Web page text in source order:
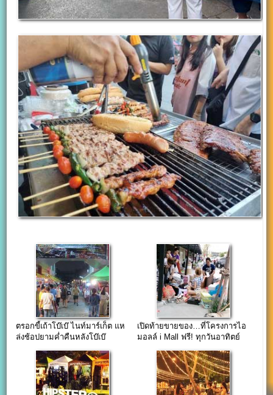
ตรอกขี้เถ้าโบ๊เบ๊ ไนท์มาร์เก็ต แห
ล่งช้อปยามค่ำคืนหลังโบ๊เบ๊
เปิดท้ายขายของ…ที่โครงการไอ
มอลล์ i Mall ฟรี! ทุกวันอาทิตย์